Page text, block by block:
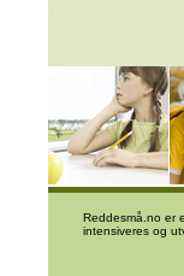
Reddesmå.no er
intensiveres og